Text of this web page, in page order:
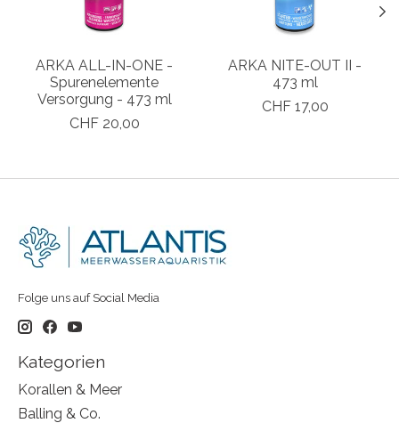
ARKA ALL-IN-ONE -
Spurenelemente
Versorgung - 473 ml
CHF 20,00
ARKA NITE-OUT II -
473 ml
CHF 17,00
Folge uns auf Social Media
Kategorien
Korallen & Meer
Balling & Co.